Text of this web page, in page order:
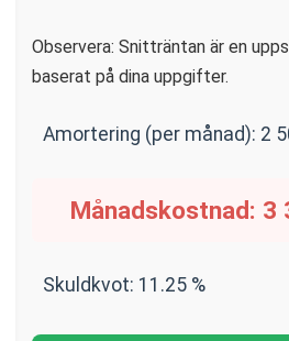
Observera: Snitträntan är en
baserat på dina uppgifter.
Amortering (per månad): 2
Månadskostnad: 3
Skuldkvot: 11.25%